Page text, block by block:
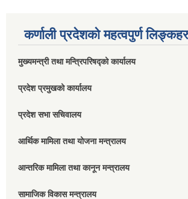
कर्णाली प्रदेशको महत्वपुर्ण
मुख्यमन्त्री तथा मन्त्रिपरिषद्को कार्यालय
प्रदेश प्रमुखको कार्यालय
प्रदेश सभा सचिवालय
आर्थिक मामिला तथा योजना मन्त्रालय
आन्तरिक मामिला तथा कानून मन्त्रालय
सामाजिक विकास मन्त्रालय